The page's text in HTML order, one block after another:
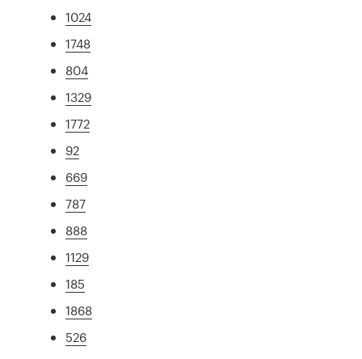
1024
1748
804
1329
1772
92
669
787
888
1129
185
1868
526